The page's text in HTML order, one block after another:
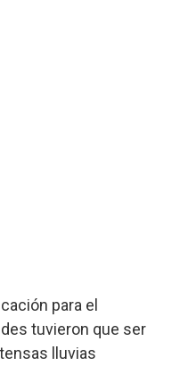
para el
tuvieron que ser
lluvias